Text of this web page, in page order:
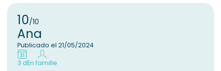
10/10
Ana
Publicado el 21/05/2024
3 dEn famille